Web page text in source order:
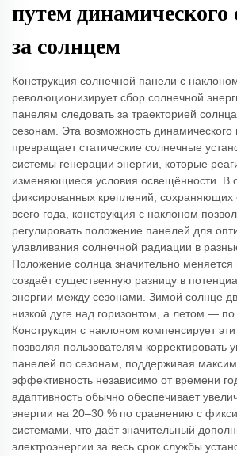
путем динамического
за солнцем
Конструкция солнечной панели с
революционизирует сбор солнечной
панелям следовать за траекторией
сезонам. Эта возможность динамического
превращает статические солнечные
системы генерации энергии, которые
изменяющиеся условия освещённости. В
фиксированных креплений, сохраняющих
всего года, конструкция с наклоном
регулировать положение панелей для
улавливания солнечной радиации в
Положение солнца значительно меняется
создаёт существенную разницу в
энергии между сезонами. Зимой солнце
низкой дуге над горизонтом, а летом — по
Конструкция с наклоном компенсирует
позволяя пользователям корректировать
панелей по сезонам, поддерживая
эффективность независимо от времени
адаптивность обычно обеспечивает
энергии на 20–30 % по сравнению с
системами, что даёт значительный
электроэнергии за весь срок службы